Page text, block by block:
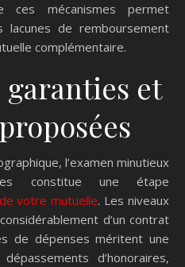
ces mécanismes permet
lacunes de remboursement
complémentaire.
et
l’examen minutieux
constitue une étape
votre mutuelle. Les niveaux
d’un contrat
de dépenses méritent une
d’honoraires,